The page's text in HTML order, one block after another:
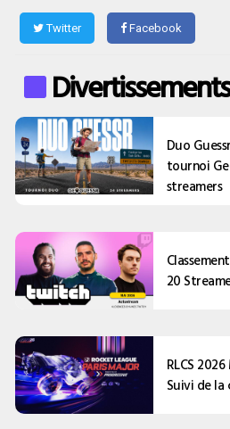
Twitter Facebook
Divertissements
Duo
tournoi
streamers
20
RLCS
Suivi de